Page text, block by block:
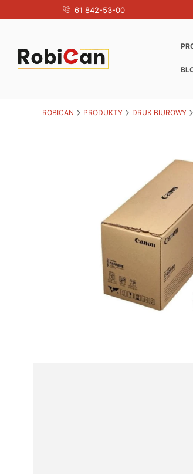
61 842-53-00
ROBICAN PRODUKTY DRUK BIUROWY